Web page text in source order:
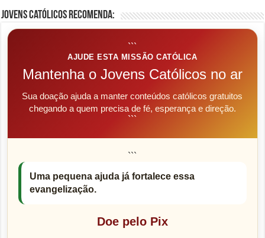
Jovens Católicos Recomenda:
```
AJUDE ESTA MISSÃO CATÓLICA
Mantenha o Jovens Católicos no ar
Sua doação ajuda a manter conteúdos católicos gratuitos
chegando a quem precisa de fé, esperança e direção.
```
```
Uma pequena ajuda já fortalece essa
evangelização.
Doe pelo Pix